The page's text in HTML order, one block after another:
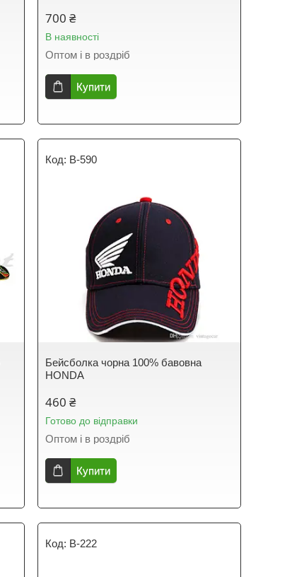
700 ₴
В наявності
Оптом і в роздріб
Купити
B-590
Бейсболка чорна 100% бавовна
HONDA
460 ₴
Готово до відправки
Оптом і в роздріб
Купити
B-222